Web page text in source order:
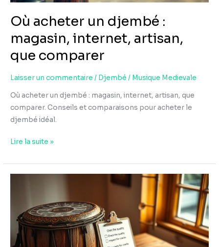
Où acheter un djembé :
magasin, internet, artisan,
que comparer
Laisser un commentaire / Djembé / Musique Medievale
Où acheter un djembé : magasin, internet, artisan, que
comparer. Conseils et comparaisons pour acheter le
djembé idéal.
comparer
Lire la suite »
10
points